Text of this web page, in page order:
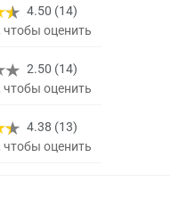
4.50 (14)
чтобы оценить
2.50 (14)
чтобы оценить
4.38 (13)
чтобы оценить